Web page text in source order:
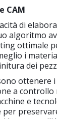
CAM
di
algoritmo
ottimale
i
dei
ottenere
a controllo
e